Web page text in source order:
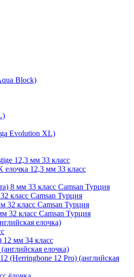
Block)
Evolution XL)
12,3 мм 33 класс
12,3 мм 33 класс
8 мм 33 класс Camsan Турция
класс Camsan Турция
32 класс Camsan Турция
32 класс Camsan Турция
елочка)
мм 34 класс
елочка)
(Herringbone 12 Pro) (английская